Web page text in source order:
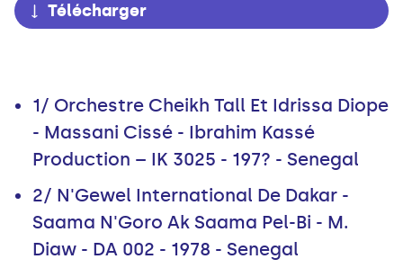
Télécharger
1/ Orchestre Cheikh Tall Et Idrissa Diope
- Massani Cissé - Ibrahim Kassé
Production – IK 3025 - 197? - Senegal
2/ N'Gewel International De Dakar -
Saama N'Goro Ak Saama Pel-Bi - M.
Diaw - DA 002 - 1978 - Senegal